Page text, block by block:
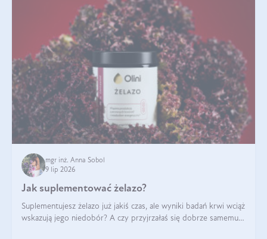
mgr inż. Anna Sobol
9 lip 2026
Jak suplementować żelazo?
Suplementujesz żelazo już jakiś czas, ale wyniki badań krwi wciąż
wskazują jego niedobór? A czy przyjrzałaś się dobrze samemu